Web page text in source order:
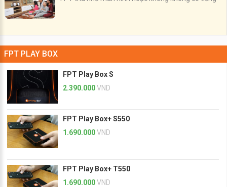
FPT PLAY BOX
FPT Play Box S
2.390.000VND
FPT Play Box+ S550
1.690.000VND
FPT Play Box+ T550
1.690.000VND